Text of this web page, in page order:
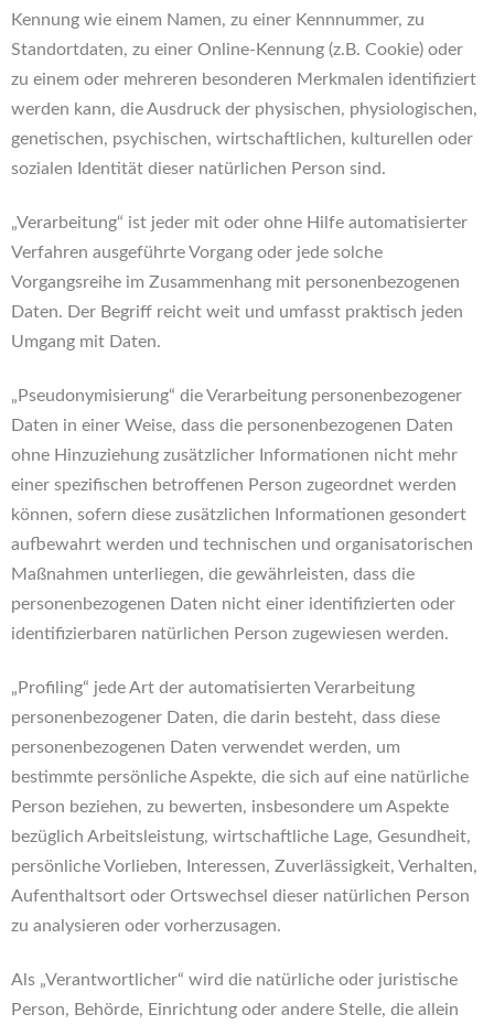
Kennung wie einem Namen, zu einer Kennnummer, zu
Standortdaten, zu einer Online-Kennung (z.B. Cookie) oder
zu einem oder mehreren besonderen Merkmalen identifiziert
werden kann, die Ausdruck der physischen, physiologischen,
genetischen, psychischen, wirtschaftlichen, kulturellen oder
sozialen Identität dieser natürlichen Person sind.
„Verarbeitung“ ist jeder mit oder ohne Hilfe automatisierter
Verfahren ausgeführte Vorgang oder jede solche
Vorgangsreihe im Zusammenhang mit personenbezogenen
Daten. Der Begriff reicht weit und umfasst praktisch jeden
Umgang mit Daten.
„Pseudonymisierung“ die Verarbeitung personenbezogener
Daten in einer Weise, dass die personenbezogenen Daten
ohne Hinzuziehung zusätzlicher Informationen nicht mehr
einer spezifischen betroffenen Person zugeordnet werden
können, sofern diese zusätzlichen Informationen gesondert
aufbewahrt werden und technischen und organisatorischen
Maßnahmen unterliegen, die gewährleisten, dass die
personenbezogenen Daten nicht einer identifizierten oder
identifizierbaren natürlichen Person zugewiesen werden.
„Profiling“ jede Art der automatisierten Verarbeitung
personenbezogener Daten, die darin besteht, dass diese
personenbezogenen Daten verwendet werden, um
bestimmte persönliche Aspekte, die sich auf eine natürliche
Person beziehen, zu bewerten, insbesondere um Aspekte
bezüglich Arbeitsleistung, wirtschaftliche Lage, Gesundheit,
persönliche Vorlieben, Interessen, Zuverlässigkeit, Verhalten,
Aufenthaltsort oder Ortswechsel dieser natürlichen Person
zu analysieren oder vorherzusagen.
Als „Verantwortlicher“ wird die natürliche oder juristische
Person, Behörde, Einrichtung oder andere Stelle, die allein